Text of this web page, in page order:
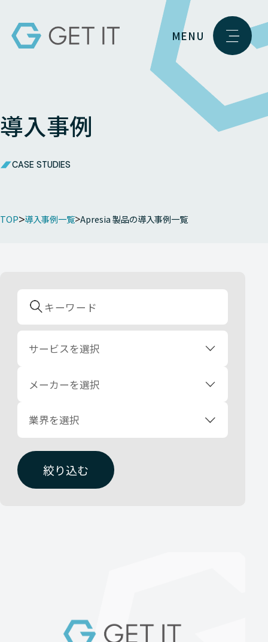
MENU
導入事例
CASE STUDIES
TOP 導入事例一覧 Apresia 製品の導入事例一覧
サービスを選択
メーカーを選択
業界を選択
絞り込む